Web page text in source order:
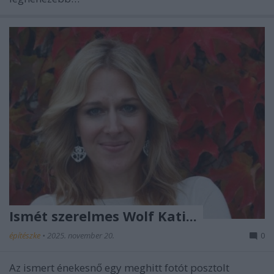
Ismét szerelmes Wolf Kati...
építészke • 2025. november 20. 0
Az ismert énekesnő egy meghitt fotót posztolt